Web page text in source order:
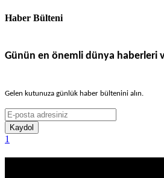
Haber Bülteni
Günün en önemli dünya haberleri
Gelen kutunuza günlük haber bültenini alın.
Kaydol
1